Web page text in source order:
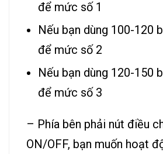
để mức số 1
Nếu bạn dùng 100-120
để mức số 2
Nếu bạn dùng 120-150
để mức số 3
– Phía bên phải nút điều
ON/OFF, bạn muốn hoạt